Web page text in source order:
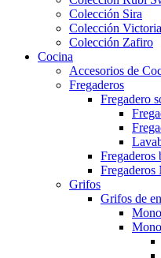
Colección Sira
Colección Victoria
Colección Zafiro
Cocina
Accesorios de
Fregaderos
Fregadero
Fregaderos
Grifos
Grifos de